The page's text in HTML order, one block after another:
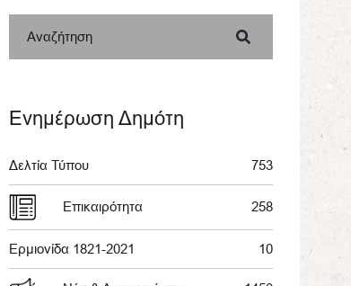
Αναζήτηση
Ενημέρωση Δημότη
Δελτία Τύπου 753
Επικαιρότητα 258
Ερμιονίδα 1821-2021 10